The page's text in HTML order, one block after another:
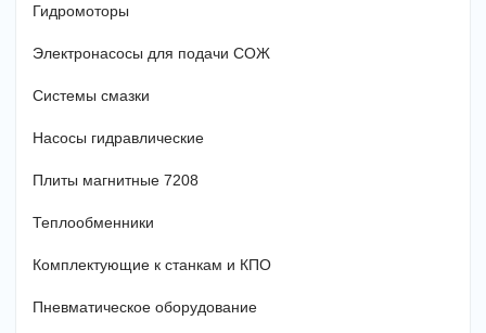
Гидромоторы
Электронасосы для подачи СОЖ
Системы смазки
Насосы гидравлические
Плиты магнитные 7208
Теплообменники
Комплектующие к станкам и КПО
Пневматическое оборудование